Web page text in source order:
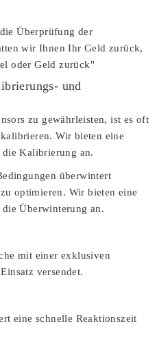
Überprüfung der
wir Ihnen Ihr Geld zurück,
oder Geld zurück"
und
zu gewährleisten, ist es oft
Wir bieten eine
Kalibrierung an.
überwintert
optimieren. Wir bieten eine
Überwinterung an.
mit einer exklusiven
versendet.
eine schnelle Reaktionszeit